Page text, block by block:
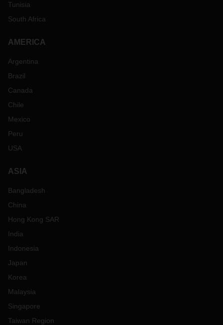
Tunisia
South Africa
AMERICA
Argentina
Brazil
Canada
Chile
Mexico
Peru
USA
ASIA
Bangladesh
China
Hong Kong SAR
India
Indonesia
Japan
Korea
Malaysia
Singapore
Taiwan Region